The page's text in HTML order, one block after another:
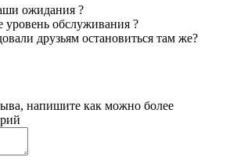
ожидания ?
уровень обслуживания ?
друзьям остановиться там же?
напишите как можно более